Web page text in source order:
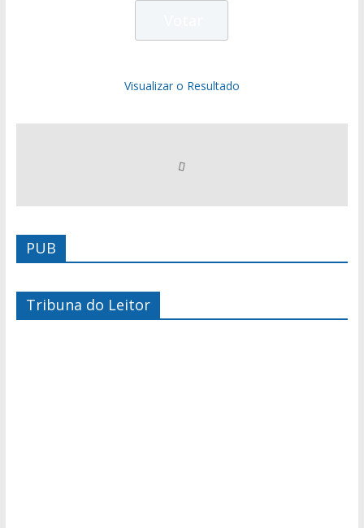
Visualizar o Resultado
PUB
Tribuna do Leitor